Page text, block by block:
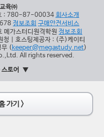
육㈜
호 : 780-87-00034 회사소개
정보조회 구매안전서비스
메가스터디원격학원 정보조회
청 | 호스팅제공자 : (주)케이티
무 ( keeper@megastudy.net)
All rights reserved.
토어
가기 >